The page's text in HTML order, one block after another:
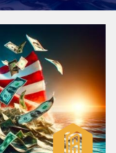
موبایل
پشتیبان فروش (یوسف
موبایل
واتساپ